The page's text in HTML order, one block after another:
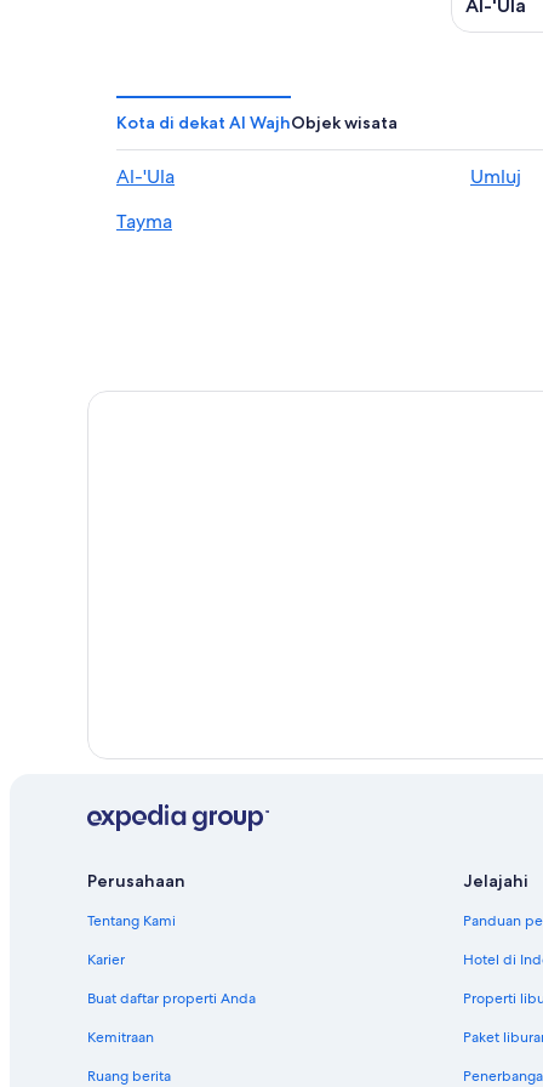
16
Al-'Ula
Kota di dekat Al WajhObjek wisata
Al-'Ula Umluj
Tayma
Perusahaan
Tentang Kami
Karier
Buat daftar properti Anda
Kemitraan
Ruang berita
Jelajahi
Panduan
Hotel di
Properti
Paket